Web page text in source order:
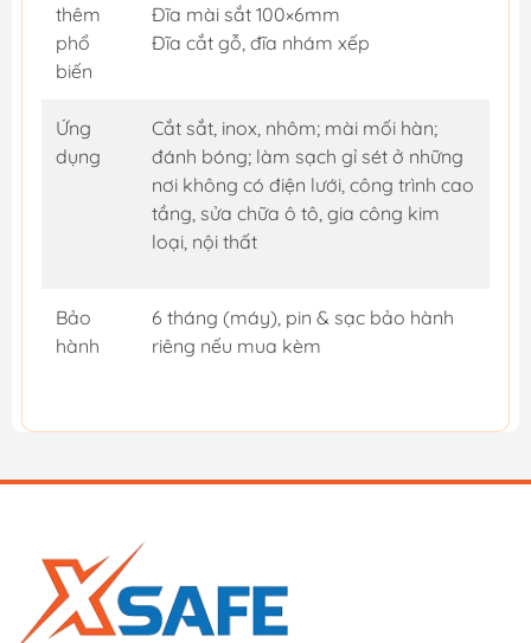
thêm
phổ
biến
Đĩa mài sắt 100×6mm
Đĩa cắt gỗ, đĩa nhám xếp
Ứng
dụng
Cắt sắt, inox, nhôm; mài mối hàn;
đánh bóng; làm sạch gỉ sét ở những
nơi không có điện lưới, công trình cao
tầng, sửa chữa ô tô, gia công kim
loại, nội thất
Bảo
hành
6 tháng (máy), pin & sạc bảo hành
riêng nếu mua kèm